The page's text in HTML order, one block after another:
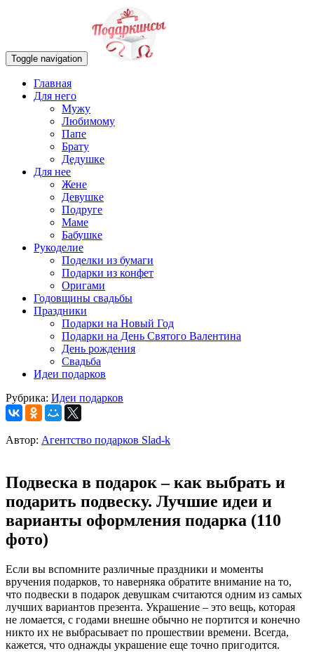
Toggle navigation
Главная
Для него
Мужу
Любимому
Папе
Брату
Дедушке
Для нее
Жене
Девушке
Подруге
Маме
Бабушке
Рукоделие
Поделки из бумаги
Подарки из конфет
Оригами
Годовщины свадьбы
Праздники
Подарки на Новый Год
Подарки на День Святого Валентина
День рождения
Свадьба
Идеи подарков
Рубрика: Идеи подарков
Автор: Агентство подарков Slad-k
Подвеска в подарок – как выбрать и
подарить подвеску. Лучшие идеи и
варианты оформления подарка (110
фото)
Если вы вспомните различные праздники и моменты
вручения подарков, то наверняка обратите внимание на то,
что подвески в подарок девушкам считаются одним из самых
лучших вариантов презента. Украшение – это вещь, которая
не ломается, с годами внешне обычно не портится и конечно
никто их не выбрасывает по прошествии времени. Всегда,
кажется, что однажды украшение еще точно пригодится.